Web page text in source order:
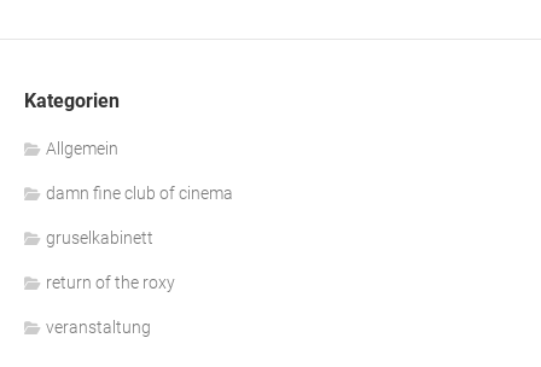
Kategorien
Allgemein
damn fine club of cinema
gruselkabinett
return of the roxy
veranstaltung